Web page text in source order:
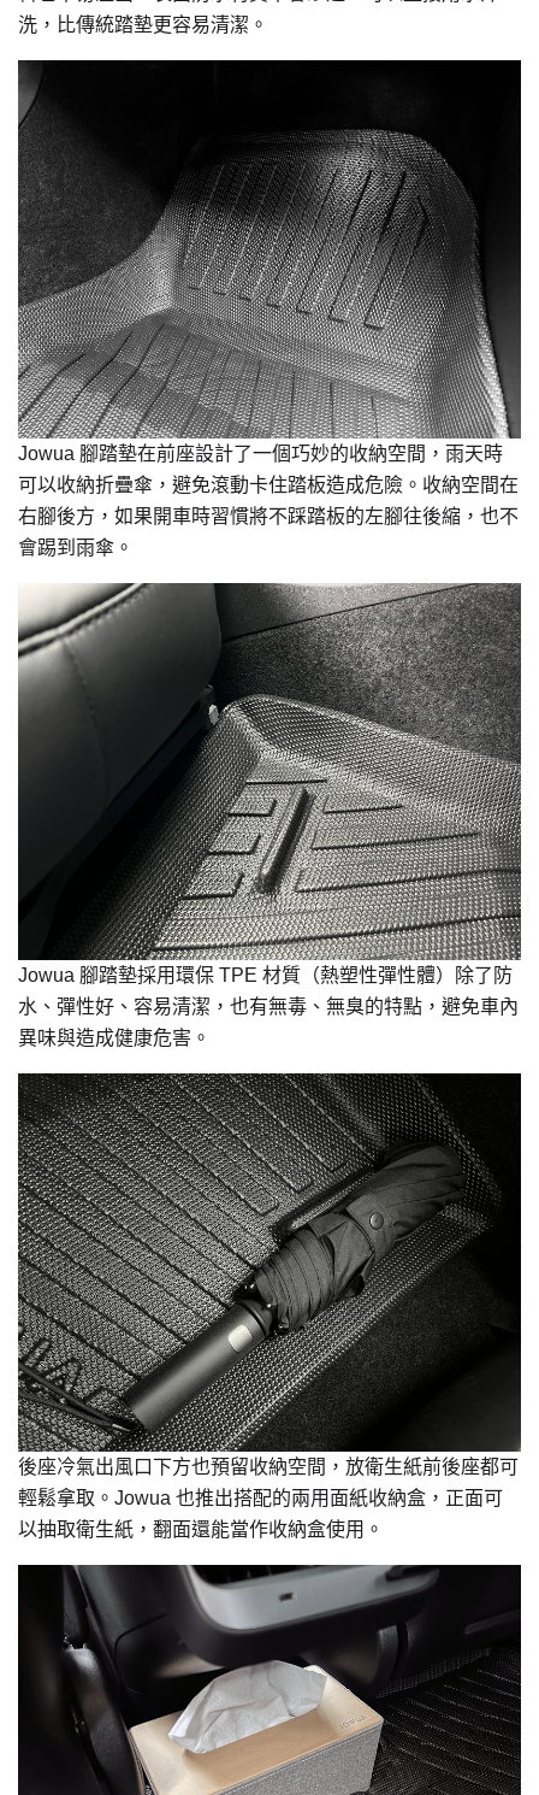
洗，比傳統踏墊更容易清潔。
Jowua 腳踏墊在前座設計了一個巧妙的收納空間，雨天時
可以收納折疊傘，避免滾動卡住踏板造成危險。收納空間在
右腳後方，如果開車時習慣將不踩踏板的左腳往後縮，也不
會踢到雨傘。
Jowua 腳踏墊採用環保 TPE 材質（熱塑性彈性體）除了防
水、彈性好、容易清潔，也有無毒、無臭的特點，避免車內
異味與造成健康危害。
後座冷氣出風口下方也預留收納空間，放衛生紙前後座都可
輕鬆拿取。Jowua 也推出搭配的兩用面紙收納盒，正面可
以抽取衛生紙，翻面還能當作收納盒使用。